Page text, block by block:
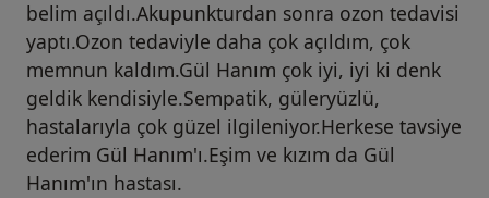
belim açıldı.Akupunkturdan sonra ozon tedavisi
yaptı.Ozon tedaviyle daha çok açıldım, çok
memnun kaldım.Gül Hanım çok iyi, iyi ki denk
geldik kendisiyle.Sempatik, güleryüzlü,
hastalarıyla çok güzel ilgileniyor.Herkese tavsiye
ederim Gül Hanım'ı.Eşim ve kızım da Gül
Hanım'ın hastası.